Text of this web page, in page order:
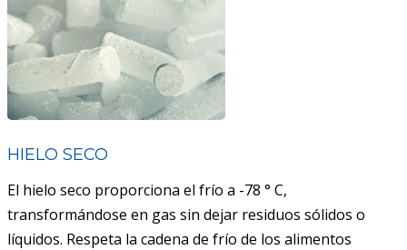
HIELO SECO
El hielo seco proporciona el frío a -78 ° C,
transformándose en gas sin dejar residuos sólidos o
líquidos. Respeta la cadena de frío de los alimentos